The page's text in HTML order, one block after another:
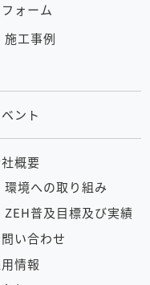
フォーム
施工事例
ント
概要
環境への取り組み
ZEH普及目標及び実績
い合わせ
情報